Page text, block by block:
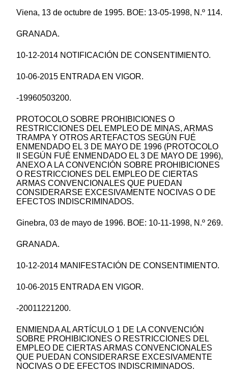
Viena, 13 de octubre de 1995. BOE: 13-05-1998, N.º 114.
GRANADA.
10-12-2014 NOTIFICACIÓN DE CONSENTIMIENTO.
10-06-2015 ENTRADA EN VIGOR.
-19960503200.
PROTOCOLO SOBRE PROHIBICIONES O
RESTRICCIONES DEL EMPLEO DE MINAS, ARMAS
TRAMPA Y OTROS ARTEFACTOS SEGÚN FUÉ
ENMENDADO EL 3 DE MAYO DE 1996 (PROTOCOLO
II SEGÚN FUÉ ENMENDADO EL 3 DE MAYO DE 1996),
ANEXO A LA CONVENCIÓN SOBRE PROHIBICIONES
O RESTRICCIONES DEL EMPLEO DE CIERTAS
ARMAS CONVENCIONALES QUE PUEDAN
CONSIDERARSE EXCESIVAMENTE NOCIVAS O DE
EFECTOS INDISCRIMINADOS.
Ginebra, 03 de mayo de 1996. BOE: 10-11-1998, N.º 269.
GRANADA.
10-12-2014 MANIFESTACIÓN DE CONSENTIMIENTO.
10-06-2015 ENTRADA EN VIGOR.
-20011221200.
ENMIENDA AL ARTÍCULO 1 DE LA CONVENCIÓN
SOBRE PROHIBICIONES O RESTRICCIONES DEL
EMPLEO DE CIERTAS ARMAS CONVENCIONALES
QUE PUEDAN CONSIDERARSE EXCESIVAMENTE
NOCIVAS O DE EFECTOS INDISCRIMINADOS.